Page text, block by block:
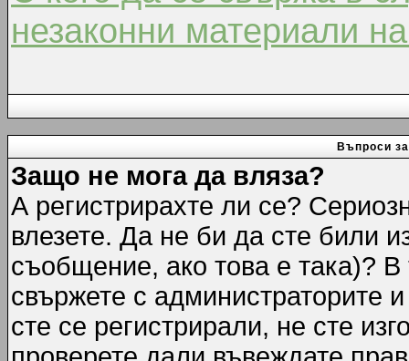
незаконни материали
Въпроси
Защо не мога да вляза?
А регистрирахте ли се?
влезете. Да не би да сте били
съобщение, ако това е така)?
свържете с администраторите
сте се регистрирали, не сте